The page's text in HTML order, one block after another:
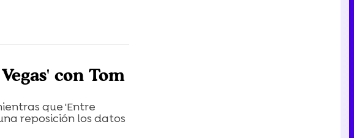
con Tom
que 'Entre
reposición los datos